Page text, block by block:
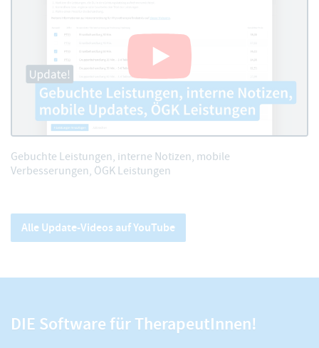
Gebuchte Leistungen, interne Notizen, mobile
Verbesserungen, ÖGK Leistungen
Alle Update-Videos auf YouTube
DIE Software für TherapeutInnen!